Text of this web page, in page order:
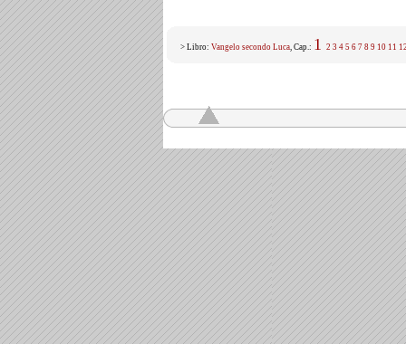
> Libro: Vangelo secondo Luca, Cap.: 1 2 3 4 5 6 7 8 9 10 11